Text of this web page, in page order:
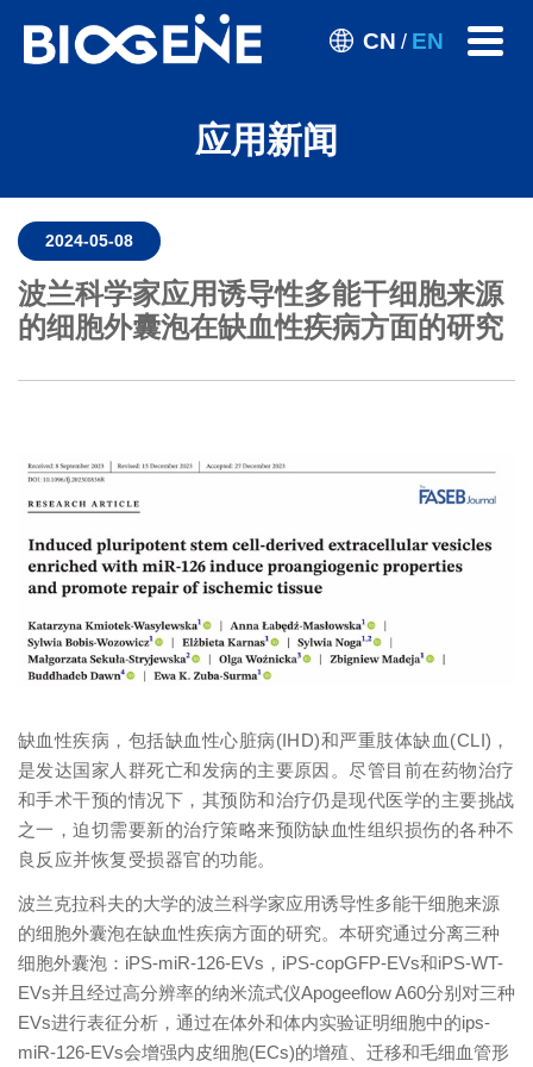
CN / EN
应用新闻
2024-05-08
波兰科学家应用诱导性多能干细胞来源
的细胞外囊泡在缺血性疾病方面的研究
缺血性疾病，包括缺血性心脏病(IHD)和严重肢体缺血(CLI)，
是发达国家人群死亡和发病的主要原因。尽管目前在药物治疗
和手术干预的情况下，其预防和治疗仍是现代医学的主要挑战
之一，迫切需要新的治疗策略来预防缺血性组织损伤的各种不
良反应并恢复受损器官的功能。
波兰克拉科夫的大学的波兰科学家应用诱导性多能干细胞来源
的细胞外囊泡在缺血性疾病方面的研究。本研究通过分离三种
细胞外囊泡： iPS-miR-126-EVs，iPS-copGFP-EVs和iPS-WT-
EVs并且经过高分辨率的纳米流式仪Apogeeflow A60分别对三种
EVs进行表征分析，通过在体外和体内实验证明细胞中的ips-
miR-126-EVs会增强内皮细胞(ECs)的增殖、迁移和毛细血管形